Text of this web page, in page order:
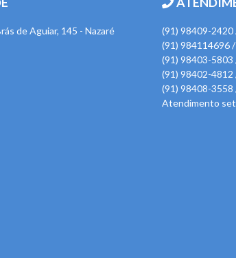
de Aguiar, 145 - Nazaré
(91) 98409-
(91) 984114696
(91) 98403-
(91) 98402-
(91) 98408-
Atendimento